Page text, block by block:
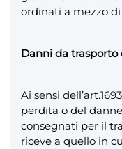
ordinati a mezzo
Danni da trasporto
Ai sensi
perdita o del
consegnati per il
riceve a quello in